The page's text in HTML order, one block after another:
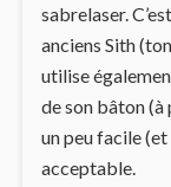
sabrelaser.
anciens Sith
utilise
de son bâton
un peu facile
acceptable.